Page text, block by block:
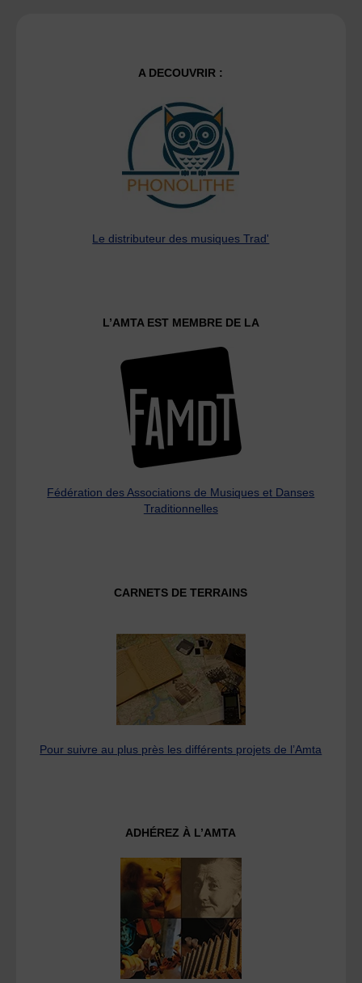
A DECOUVRIR :
Le distributeur des musiques Trad'
L’AMTA EST MEMBRE DE LA
Fédération des Associations de Musiques et Danses
Traditionnelles
CARNETS DE TERRAINS
Pour suivre au plus près les différents projets de l’Amta
ADHÉREZ À L’AMTA